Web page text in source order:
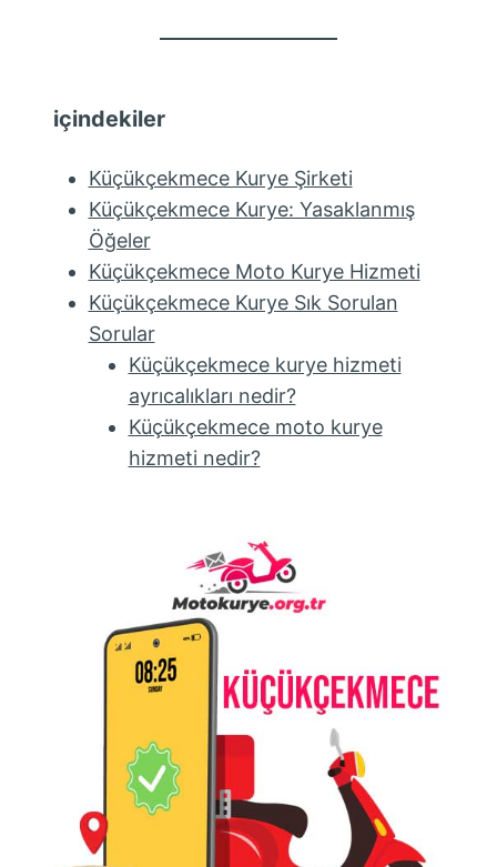
içindekiler
Küçükçekmece Kurye Şirketi
Küçükçekmece Kurye: Yasaklanmış
Öğeler
Küçükçekmece Moto Kurye Hizmeti
Küçükçekmece Kurye Sık Sorulan
Sorular
Küçükçekmece kurye hizmeti
ayrıcalıkları nedir?
Küçükçekmece moto kurye
hizmeti nedir?